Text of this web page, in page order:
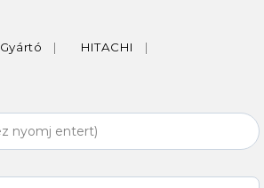
Gyártó HITACHI